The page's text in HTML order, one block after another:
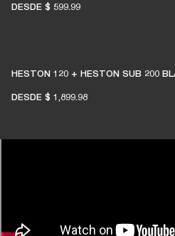
ÚNETE A
DESDE $ 599.99
HESTON 120 + HESTON SUB 200
DESDE $ 1,899.98